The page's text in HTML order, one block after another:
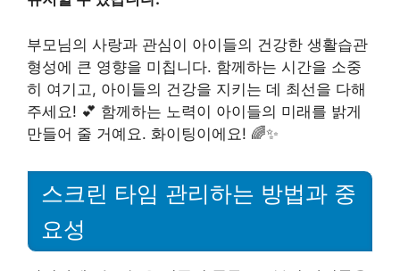
부모님의 사랑과 관심이 아이들의 건강한 생활습관
형성에 큰 영향을 미칩니다. 함께하는 시간을 소중
히 여기고, 아이들의 건강을 지키는 데 최선을 다해
주세요! 💕 함께하는 노력이 아이들의 미래를 밝게
만들어 줄 거예요. 화이팅이에요! 🌈✨
스크린 타임 관리하는 방법과 중
요성